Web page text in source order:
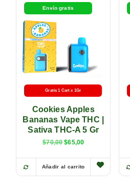
Envío gratis
Gratis 1 Cart x 1Gr
Cookies Apples
Bananas Vape THC |
Sativa THC-A 5 Gr
$70,00 $65,00
Añadir al carrito